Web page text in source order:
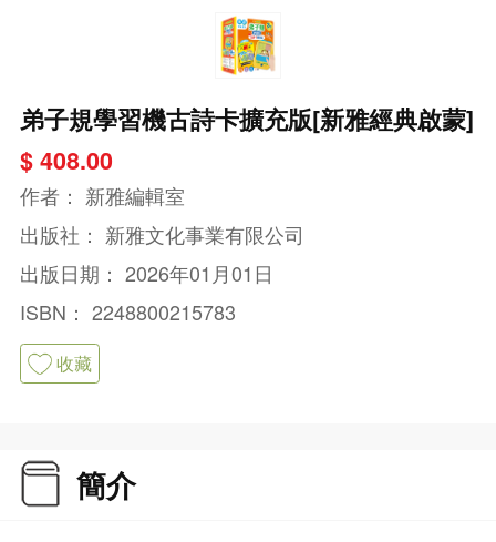
弟子規學習機古詩卡擴充版[新雅經典啟蒙]
$ 408.00
作者： 新雅編輯室
出版社： 新雅文化事業有限公司
出版日期： 2026年01月01日
ISBN： 2248800215783
收藏
簡介